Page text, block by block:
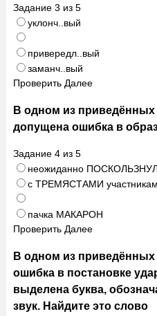
Задание 3 из 5
уклонч..вый
привередл..вый
заманч..вый
Проверить Далее
В одном из
допущена ошибка в
Задание 4из 5
неожиданно
с ТРЕМЯСТАМИ
пачка МАКАРОН
Проверить Далее
В одном из
ошибка в постановке
выделена буква,
звук. Найдите это слово